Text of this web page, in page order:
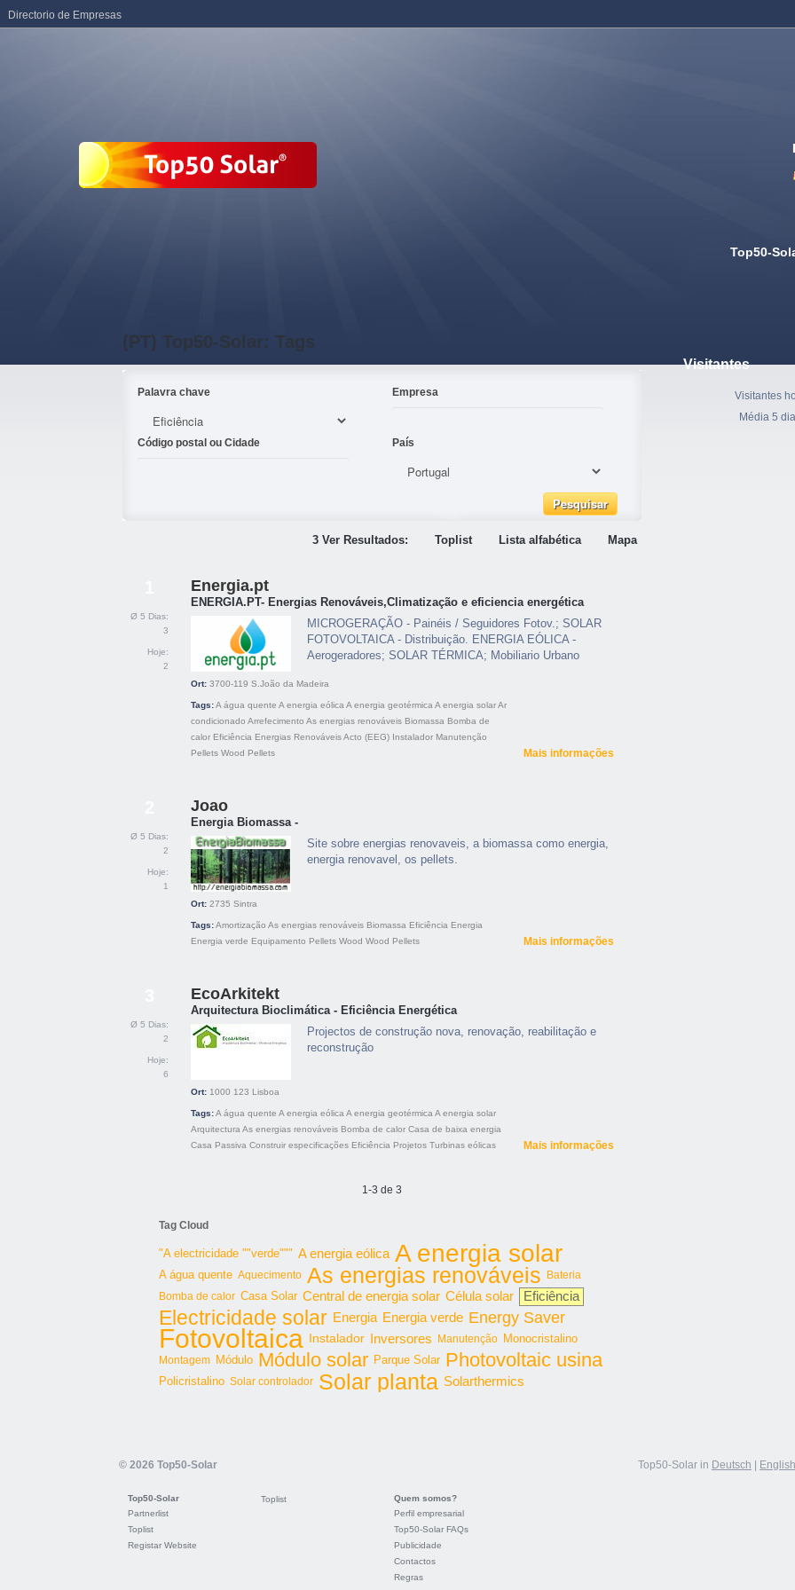
Top50-
(PT) Top50-Solar: Tags
Palavra chave Empresa
Código postal ou Cidade País
3 Ver Resultados: Toplist Lista alfabética Mapa
Ø 5 Dias:
3
Hoje:
2
Energia.pt
ENERGIA.PT- Energias Renováveis,Climatização e eficiencia energética
MICROGERAÇÃO - Painéis / Seguidores Fotov.; SOLAR
FOTOVOLTAICA - Distribuição. ENERGIA EÓLICA -
Aerogeradores; SOLAR TÉRMICA; Mobiliario Urbano
Ort: 3700-119 S.João da Madeira
Tags:A água quente A energia eólica A energia geotérmica A energia solarAr
condicionado Arrefecimento As energias renováveis Biomassa Bomba de
calor Eficiência Energias Renováveis Acto (EEG) Instalador Manutenção
Pellets Wood Pellets Mais informações
Ø 5 Dias:
2
Hoje:
1
Joao
Energia Biomassa -
Site sobre energias renovaveis, a biomassa como energia,
energia renovavel, os pellets.
Ort: 2735 Sintra
Tags:Amortização As energias renováveis Biomassa Eficiência Energia
Energia verde Equipamento Pellets Wood Wood Pellets Mais informações
Ø 5 Dias:
2
Hoje:
6
EcoArkitekt
Arquitectura Bioclimática - Eficiência Energética
Projectos de construção nova, renovação, reabilitação e
reconstrução
Ort: 1000 123 Lisboa
Tags:A água quente A energia eólica A energia geotérmica A energia solar
Arquitectura As energias renováveis Bomba de calor Casa de baixa energia
Casa Passiva Construir especificações Eficiência Projetos Turbinas eólicas Mais informações
1-3 de 3
Tag Cloud
"A electricidade ""verde""" A energia eólica A energia solar
A água quente Aquecimento As energias renováveis
Bateria
Bomba de calor Casa Solar Central de energia solar Célula solar Eficiência
Electricidade solar Energia Energia verde Energy Saver
Fotovoltaica Instalador Inversores Manutenção Monocristalino
Montagem Módulo Módulo solar Parque Solar Photovoltaic usina
Policristalino Solar controlador Solar planta Solarthermics
Visitantes
Visitantes
Média 5
© 2026 Top50-Solar Top50-Solar in Deutsch English
Top50-Solar
Partnerlist
Toplist
Registar Website
Toplist
Quem somos?
Perfil empresarial
Top50-Solar FAQs
Publicidade
Contactos
Regras
Directorio de Empresas